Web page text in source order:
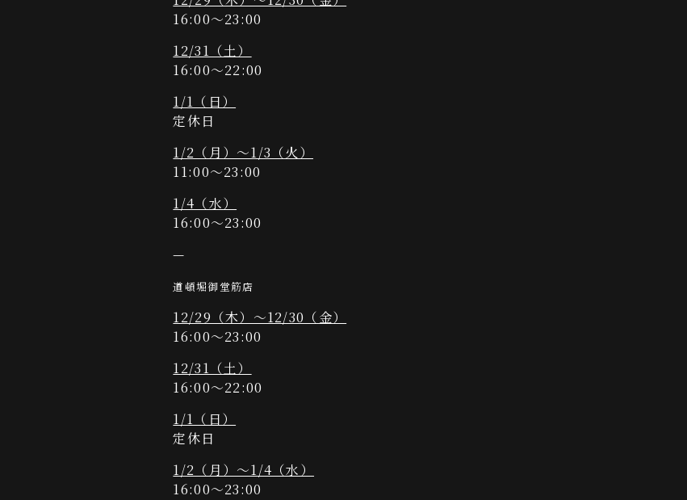
16:00～23:00
12/31（土）
16:00～22:00
1/1（日）
定休日
1/2（月）～1/3（火）
11:00～23:00
1/4（水）
16:00～23:00
—
道頓堀御堂筋店
12/29（木）～12/30（金）
16:00～23:00
12/31（土）
16:00～22:00
1/1（日）
定休日
1/2（月）～1/4（水）
16:00～23:00